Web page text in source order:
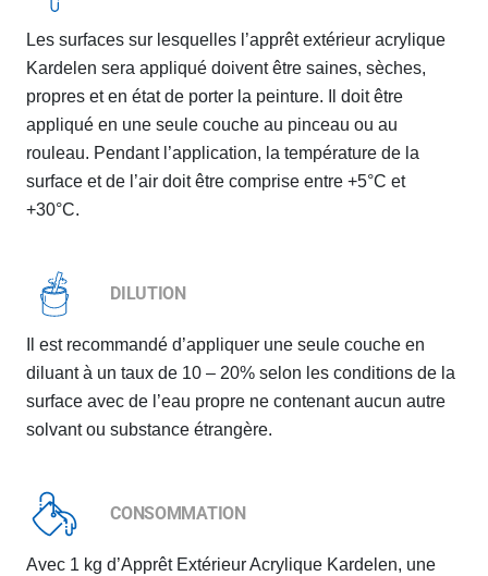
Les surfaces sur lesquelles l’apprêt extérieur acrylique
Kardelen sera appliqué doivent être saines, sèches,
propres et en état de porter la peinture. Il doit être
appliqué en une seule couche au pinceau ou au
rouleau. Pendant l’application, la température de la
surface et de l’air doit être comprise entre +5°C et
+30°C.
DILUTION
Il est recommandé d’appliquer une seule couche en
diluant à un taux de 10 – 20% selon les conditions de la
surface avec de l’eau propre ne contenant aucun autre
solvant ou substance étrangère.
CONSOMMATION
Avec 1 kg d’Apprêt Extérieur Acrylique Kardelen, une